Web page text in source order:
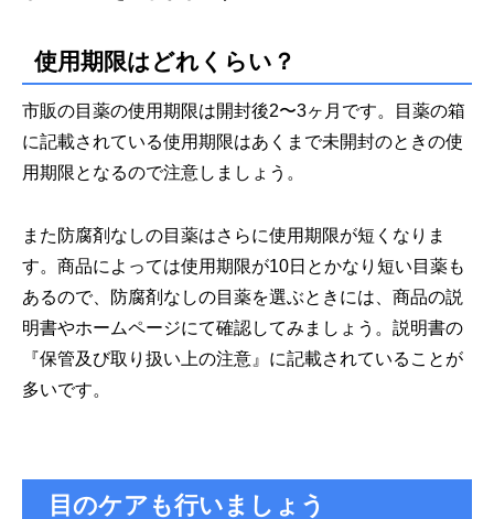
使用期限はどれくらい？
市販の目薬の使用期限は開封後2〜3ヶ月です。目薬の箱
に記載されている使用期限はあくまで未開封のときの使
用期限となるので注意しましょう。
また防腐剤なしの目薬はさらに使用期限が短くなりま
す。商品によっては使用期限が10日とかなり短い目薬も
あるので、防腐剤なしの目薬を選ぶときには、商品の説
明書やホームページにて確認してみましょう。説明書の
『保管及び取り扱い上の注意』に記載されていることが
多いです。
目のケアも行いましょう